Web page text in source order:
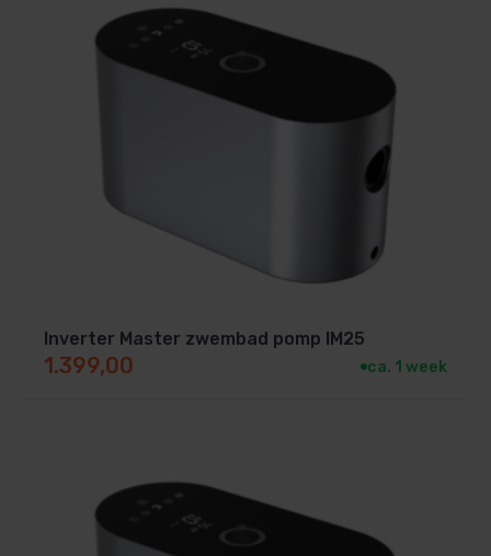
Inverter Master zwembad pomp IM25
1.399,00 ca. 1 week